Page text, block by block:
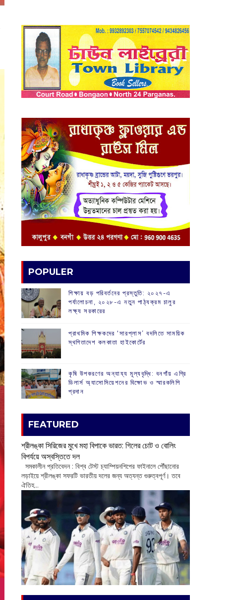
POPULER
শিক্ষায় বড় পরিবর্তনের প্রস্তুতি: ২০২৭-এ
পর্যালোচনা, ২০২৮-এ নতুন পাঠ্যক্রম চালুর
লক্ষ্য সরকারের
প্রাথমিক শিক্ষকদের ‘সারপ্লাস’ বদলিতে সাময়িক
স্থগিতাদেশ কলকাতা হাইকোর্টের
কৃষি উপকরণের অন্যায্য মূল্যবৃদ্ধি: বনগাঁয় এগ্রি
ডিলার্স অ্যাসোসিয়েশনের বিক্ষোভ ও স্মারকলিপি
প্রদান
FEATURED
শ্রীলঙ্কা সিরিজের মুখে মহা বিপাকে ভারত: গিলের চোট ও বোলিং
বিপর্যয়ে অস্বস্তিতে দল
‌ সমকালীন প্রতিবেদন : বিশ্ব টেস্ট চ্যাম্পিয়নশিপের ফাইনালে পৌঁছানোর
লড়াইয়ে শ্রীলঙ্কা সফরটি ভারতীয় দলের জন্য অত্যন্ত গুরুত্বপূর্ণ। তবে
ঐতিহ...